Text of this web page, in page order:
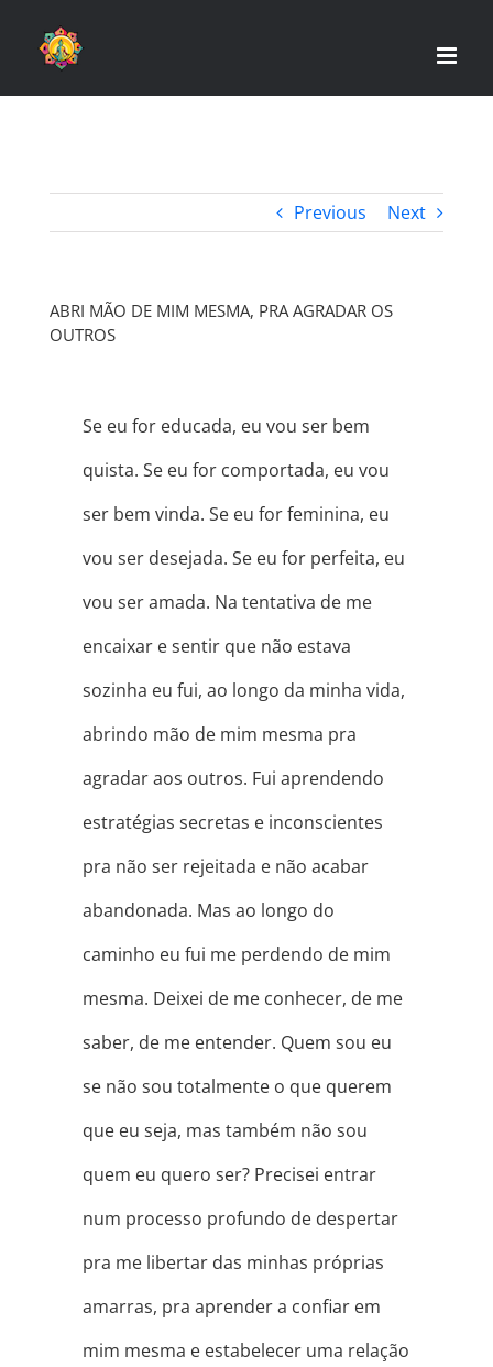
Previous Next
ABRI MÃO DE MIM MESMA, PRA AGRADAR OS
OUTROS
Se eu for educada, eu vou ser bem
quista. Se eu for comportada, eu vou
ser bem vinda. Se eu for feminina, eu
vou ser desejada. Se eu for perfeita, eu
vou ser amada. Na tentativa de me
encaixar e sentir que não estava
sozinha eu fui, ao longo da minha vida,
abrindo mão de mim mesma pra
agradar aos outros. Fui aprendendo
estratégias secretas e inconscientes
pra não ser rejeitada e não acabar
abandonada. Mas ao longo do
caminho eu fui me perdendo de mim
mesma. Deixei de me conhecer, de me
saber, de me entender. Quem sou eu
se não sou totalmente o que querem
que eu seja, mas também não sou
quem eu quero ser? Precisei entrar
num processo profundo de despertar
pra me libertar das minhas próprias
amarras, pra aprender a confiar em
mim mesma e estabelecer uma relação